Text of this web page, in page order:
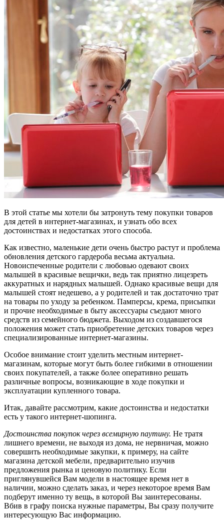
В этой статье мы хотели бы затронуть тему покупки товаров
для детей в интернет-магазинах, и узнать обо всех
достоинствах и недостатках этого способа.
Как известно, маленькие дети очень быстро растут и проблема
обновления детского гардероба весьма актуальна.
Новоиспеченные родители с любовью одевают своих
малышей в красивые вещички, ведь так приятно лицезреть
аккуратных и нарядных малышей. Однако красивые вещи для
малышей стоят недешево, а у родителей и так достаточно трат
на товары по уходу за ребенком. Памперсы, крема, присыпки
и прочие необходимые в быту аксессуары съедают много
средств из семейного бюджета. Выходом из создавшегося
положения может стать приобретение детских товаров через
специализированные интернет-магазины.
Особое внимание стоит уделить местным интернет-
магазинам, которые могут быть более гибкими в отношении
своих покупателей, а также более оперативно решать
различные вопросы, возникающие в ходе покупки и
эксплуатации купленного товара.
Итак, давайте рассмотрим, какие достоинства и недостатки
есть у такого интернет-шопинга.
Достоинства покупок через всемирную паутину. Не тратя
лишнего времени, не выходя из дома, не нервничая, можно
совершить необходимые закупки, к примеру, на сайте
магазина детской мебели, предварительно изучив
предложения рынка и ценовую политику. Если
приглянувшейся Вам модели в настоящее время нет в
наличии, можно сделать заказ, и через некоторое время Вам
подберут именно ту вещь, в которой Вы заинтересованы.
Вбив в графу поиска нужные параметры, Вы сразу получите
интересующую Вас информацию.